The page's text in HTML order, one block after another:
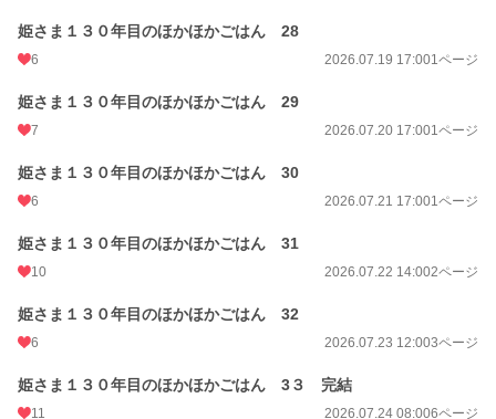
姫さま１３０年目のほかほかごはん 28
6 2026.07.19 17:001ページ
姫さま１３０年目のほかほかごはん 29
7 2026.07.20 17:001ページ
姫さま１３０年目のほかほかごはん 30
6 2026.07.21 17:001ページ
姫さま１３０年目のほかほかごはん 31
10 2026.07.22 14:002ページ
姫さま１３０年目のほかほかごはん 32
6 2026.07.23 12:003ページ
姫さま１３０年目のほかほかごはん 3３ 完結
11 2026.07.24 08:006ページ